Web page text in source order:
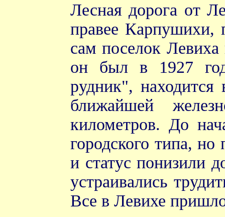
Лесная дорога от
правее Карпушихи,
сам поселок
он был в 1927
рудник",
ближайшей
километров. До
городского типа,
и статус понизили
устраивались
Все в Левихе